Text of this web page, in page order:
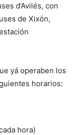
d’Avilés, con
de Xixón,
yá operaben los
horarios:
hora)